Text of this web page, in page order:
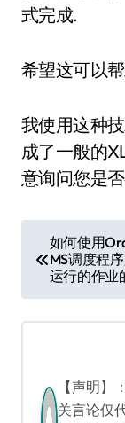
式完成.
希望这可以
我使用这种
成了一般的
意询问您是
章
导
如何使用
MS调度程
运行的作业
【声明
关言论仅